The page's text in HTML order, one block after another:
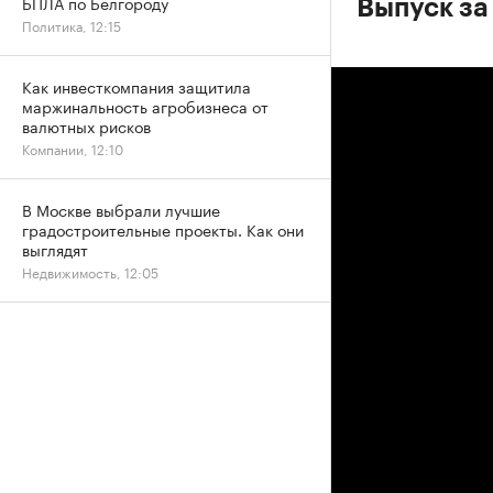
Выпуск
Политика, 12:15
Как инвесткомпания защитила
маржинальность агробизнеса от
валютных рисков
Компании, 12:10
В Москве выбрали лучшие
градостроительные проекты. Как они
выглядят
Недвижимость, 12:05